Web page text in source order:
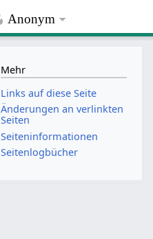
Anonym
Mehr
Links auf diese Seite
Änderungen an verlinkten
Seiten
Seiten­­informationen
Seitenlogbücher